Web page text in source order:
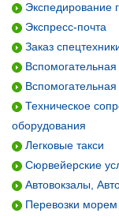
Экспедирование
Экспресс-почта
Заказ
Вспомогательная
Вспомогательная
Техническое
оборудования
Легковые такси
Сюрвейерские
Автовокзалы,
Перевозки морем